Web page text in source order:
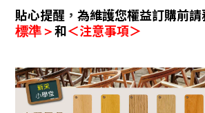
貼心提醒 ， 為維護您權益訂購前
標準＞和＜注意事項＞